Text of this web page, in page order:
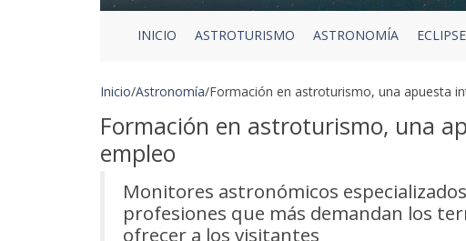
INICIO ASTROTURISMO ASTRONOMÍA
Inicio/Astronomía/Formación en astroturismo, una apuesta
Formación en astroturismo, una
empleo
Monitores astronómicos
profesiones que más demandan los
ofrecer a los visitantes